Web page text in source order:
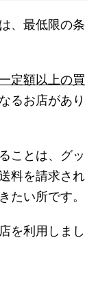
、最低限の条
定額以上の買
るお店があり
ことは、グッ
料を請求され
たい所です。
を利用しまし